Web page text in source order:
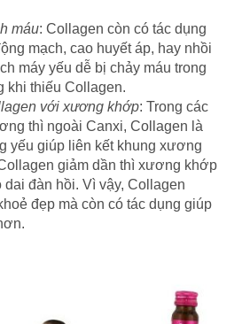
máu: Collagen còn có tác dụng
mạch, cao huyết áp, hay nhồi
máy yếu dễ bị chảy máu trong
khi thiếu Collagen.
với xương khớp: Trong các
thì ngoài Canxi, Collagen là
yếu giúp liên kết khung xương
giảm dần thì xương khớp
đàn hồi. Vì vậy, Collagen
đẹp mà còn có tác dụng giúp